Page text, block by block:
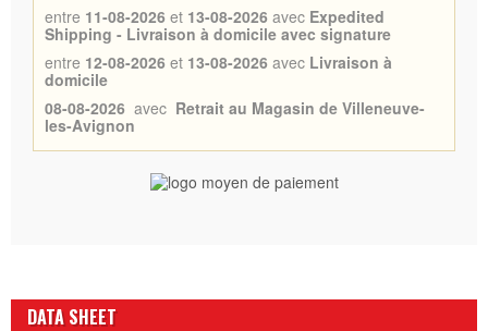
entre 11-08-2026 et 13-08-2026 avec Expedited
Shipping - Livraison à domicile avec signature
entre 12-08-2026 et 13-08-2026 avec Livraison à
domicile
08-08-2026 avec Retrait au Magasin de Villeneuve-
les-Avignon
DATA SHEET